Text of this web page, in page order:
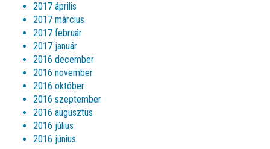
2017 április
2017 március
2017 február
2017 január
2016 december
2016 november
2016 október
2016 szeptember
2016 augusztus
2016 július
2016 június